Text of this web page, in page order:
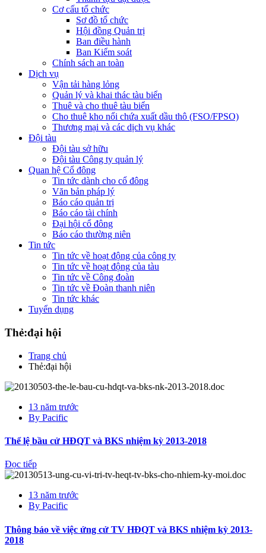
Cơ cấu tổ chức
Sơ đồ tổ chức
Hội đồng Quản trị
Ban điều hành
Ban Kiểm soát
Chính sách an toàn
Dịch vụ
Vận tải hàng lỏng
Quản lý và khai thác tàu biển
Thuê và cho thuê tàu biển
Cho thuê kho nổi chứa xuất dầu thô (FSO/FPSO)
Thương mại và các dịch vụ khác
Đội tàu
Đội tàu sở hữu
Đội tàu Công ty quản lý
Quan hệ Cổ đông
Tin tức dành cho cổ đông
Văn bản pháp lý
Báo cáo quản trị
Báo cáo tài chính
Đại hội cổ đông
Báo cáo thường niên
Tin tức
Tin tức về hoạt động của công ty
Tin tức về hoạt động của tàu
Tin tức về Công đoàn
Tin tức về Đoàn thanh niên
Tin tức khác
Tuyển dụng
Thẻ:đại hội
Trang chủ
Thẻ:đại hội
13 năm trước
By Pacific
Thể lệ bầu cử HĐQT và BKS nhiệm kỳ 2013-2018
Đọc tiếp
13 năm trước
By Pacific
Thông báo về việc ứng cử TV HĐQT và BKS nhiệm kỳ 2013-
2018